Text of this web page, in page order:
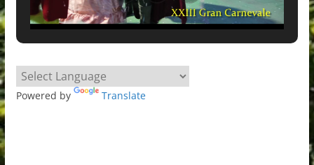
Powered by Translate